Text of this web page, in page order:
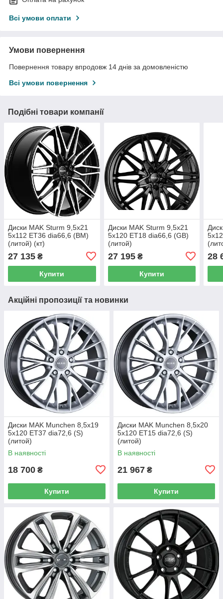
Всі умови оплати
Умови повернення
Повернення товару впродовж 14 днів за домовленістю
Всі умови повернення
Подібні товари компанії
Диски MAK Sturm 9,5x21
5x112 ET36 dia66,6 (BM)
(литой) (кт)
27 135 ₴
Купити
Диски MAK Sturm 9,5x21
5x120 ET18 dia66,6 (GB)
(литой)
27 195₴
Купити
28
Акційні пропозиції та новинки
Диски MAK Munchen 8,5x19
5x120 ET37 dia72,6 (S)
(литой)
В наявності
18 700 ₴
Купити
Диски MAK Munchen 8,5x20
5x120 ET15 dia72,6 (S)
(литой)
В наявності
21 967 ₴
Купити